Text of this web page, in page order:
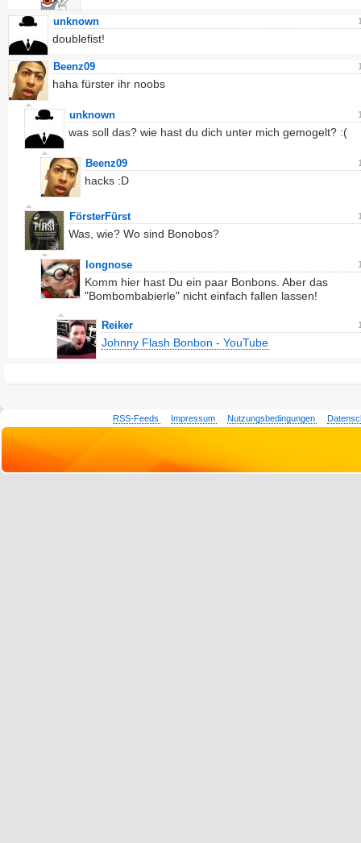
unknown
doublefist!
Beenz09
haha fürster ihr noobs
unknown
was soll das? wie hast du dich unter mich gemogelt? :(
Beenz09
hacks :D
FörsterFürst
Was, wie? Wo sind Bonobos?
longnose
Komm hier hast Du ein paar Bonbons. Aber das
"Bombombabierle" nicht einfach fallen lassen!
Reiker
Johnny Flash Bonbon - YouTube
RSS-Feeds Impressum Nutzungsbedingungen